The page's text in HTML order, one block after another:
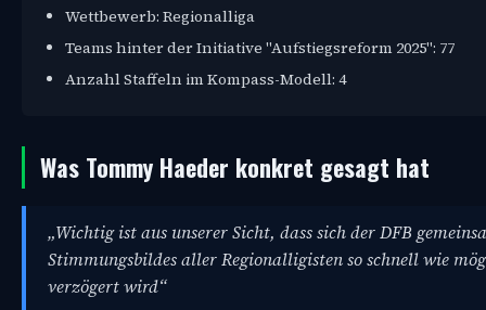
Wettbewerb: Regionalliga
Teams hinter der Initiative "Aufstiegsreform 2025": 77
Anzahl Staffeln im Kompass-Modell: 4
Was Tommy Haeder konkret gesagt hat
„Wichtig ist aus unserer Sicht, dass sich der DFB
Stimmungsbildes aller Regionalligisten so schnell wie
verzögert wird“